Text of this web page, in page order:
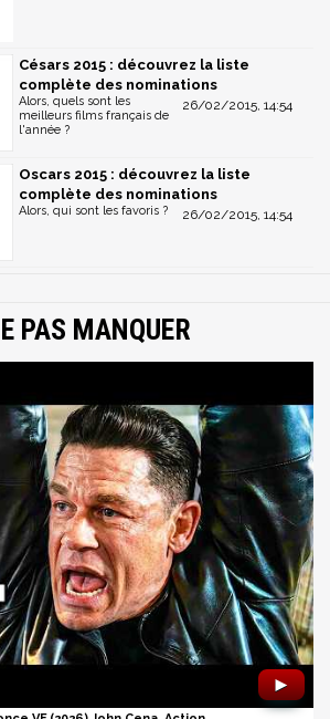
Césars 2015 : découvrez la liste
complète des nominations
26/02/2015, 14:54
Alors, quels sont les
meilleurs films français de
l'année ?
Oscars 2015 : découvrez la liste
complète des nominations
26/02/2015, 14:54
Alors, qui sont les favoris ?
PAS MANQUER
►